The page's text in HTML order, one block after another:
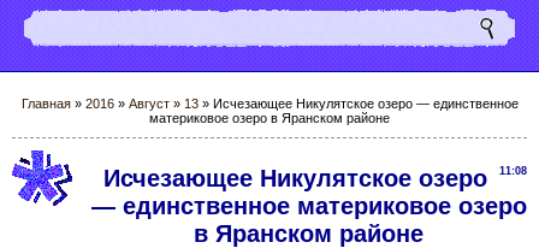
Главная» 2016 » Август » 13» Исчезающее Никулятское озеро — единственное
материковое озеро в Яранском районе
11:08
Исчезающее Никулятское озеро
— единственное материковое озеро
в Яранском районе